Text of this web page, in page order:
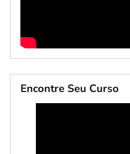
Encontre Seu Curso